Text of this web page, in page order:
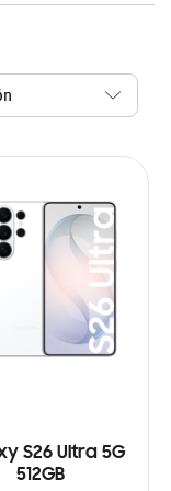
S26 Ultra 5G
512GB